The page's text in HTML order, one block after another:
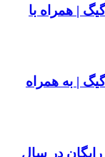
بازی پیشنهادی برای رم زیر ۴ گیگ | همراه با
بازی پیشنهادی برای رم زیر ۲ گیگ | به همراه
رایگان در سال